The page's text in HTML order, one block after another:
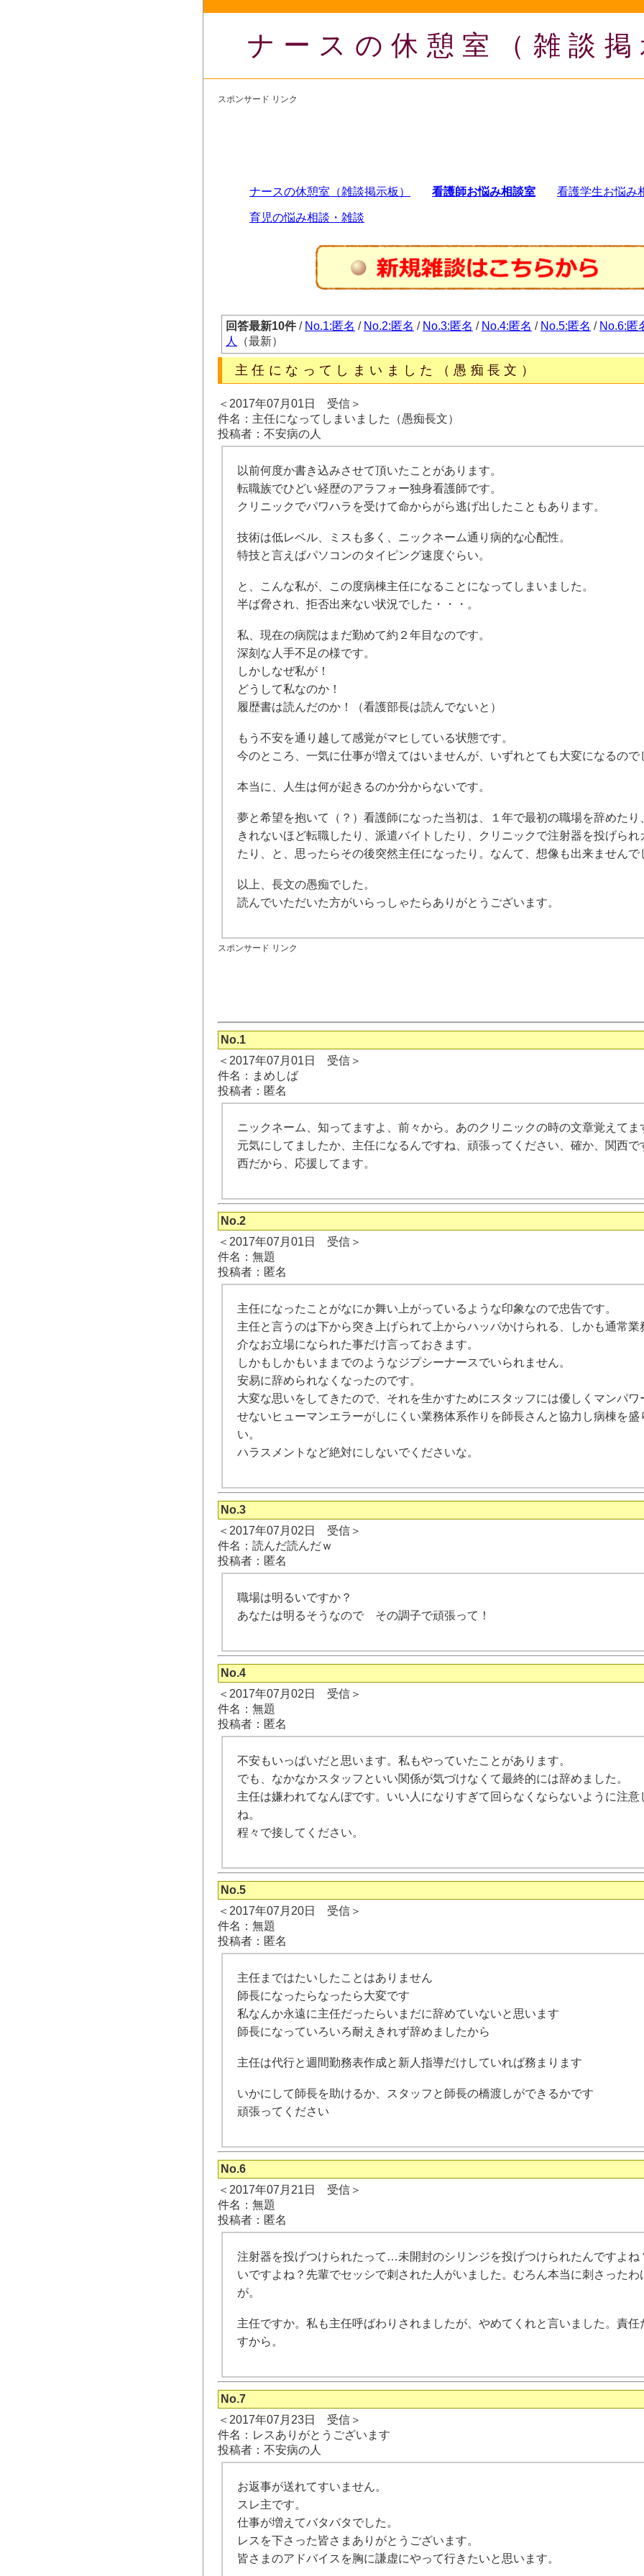
ナースの休憩室（雑談掲
スポンサード リンク
ナースの休憩室（雑談掲示板） 看護師お悩み相談室 看護学生お悩み
育児の悩み相談・雑談
回答最新10件/ No.1:匿名 / No.2:匿名 / No.3:匿名 / No.4:匿名 / No.5:匿名 / No.6:匿
人
（最新）
主任になってしまいました（愚痴長文）
＜2017年07月01日 受信＞
件名：主任になってしまいました（愚痴長文）
投稿者：不安病の人
以前何度か書き込みさせて頂いたことがあります。
転職族でひどい経歴のアラフォー独身看護師です。
クリニックでパワハラを受けて命からがら逃げ出したこともあります。
技術は低レベル、ミスも多く、ニックネーム通り病的な心配性。
特技と言えばパソコンのタイピング速度ぐらい。
と、こんな私が、この度病棟主任になることになってしまいました。
半ば脅され、拒否出来ない状況でした・・・。
私、現在の病院はまだ勤めて約２年目なのです。
深刻な人手不足の様です。
しかしなぜ私が！
どうして私なのか！
履歴書は読んだのか！（看護部長は読んでないと）
もう不安を通り越して感覚がマヒしている状態です。
今のところ、一気に仕事が増えてはいませんが、いずれとても大変になるので
本当に、人生は何が起きるのか分からないです。
夢と希望を抱いて（？）看護師になった当初は、１年で最初の職場を辞めたり
きれないほど転職したり、派遣バイトしたり、クリニックで注射器を投げられ
たり、と、思ったらその後突然主任になったり。なんて、想像も出来ませんで
以上、長文の愚痴でした。
読んでいただいた方がいらっしゃたらありがとうございます。
スポンサード リンク
No.1
＜2017年07月01日 受信＞
件名：まめしば
投稿者：匿名
ニックネーム、知ってますよ、前々から。あのクリニックの時の文章覚えてま
元気にしてましたか、主任になるんですね、頑張ってください、確か、関西で
西だから、応援してます。
No.2
＜2017年07月01日 受信＞
件名：無題
投稿者：匿名
主任になったことがなにか舞い上がっているような印象なので忠告です。
主任と言うのは下から突き上げられて上からハッパかけられる、しかも通常業
介なお立場になられた事だけ言っておきます。
しかもしかもいままでのようなジプシーナースでいられません。
安易に辞められなくなったのです。
大変な思いをしてきたので、それを生かすためにスタッフには優しくマンパワ
せないヒューマンエラーがしにくい業務体系作りを師長さんと協力し病棟を盛
い。
ハラスメントなど絶対にしないでくださいな。
No.3
＜2017年07月02日 受信＞
件名：読んだ読んだｗ
投稿者：匿名
職場は明るいですか？
あなたは明るそうなので その調子で頑張って！
No.4
＜2017年07月02日 受信＞
件名：無題
投稿者：匿名
不安もいっぱいだと思います。私もやっていたことがあります。
でも、なかなかスタッフといい関係が気づけなくて最終的には辞めました。
主任は嫌われてなんぼです。いい人になりすぎて回らなくならないように注意
ね。
程々で接してください。
No.5
＜2017年07月20日 受信＞
件名：無題
投稿者：匿名
主任まではたいしたことはありません
師長になったらなったら大変です
私なんか永遠に主任だったらいまだに辞めていないと思います
師長になっていろいろ耐えきれず辞めましたから
主任は代行と週間勤務表作成と新人指導だけしていれば務まります
いかにして師長を助けるか、スタッフと師長の橋渡しができるかです
頑張ってください
No.6
＜2017年07月21日 受信＞
件名：無題
投稿者：匿名
注射器を投げつけられたって…未開封のシリンジを投げつけられたんですよね
いですよね？先輩でセッシで刺された人がいました。むろん本当に刺さったわ
が。
主任ですか。私も主任呼ばわりされましたが、やめてくれと言いました。責任
すから。
No.7
＜2017年07月23日 受信＞
件名：レスありがとうございます
投稿者：不安病の人
お返事が送れてすいません。
スレ主です。
仕事が増えてバタバタでした。
レスを下さった皆さまありがとうございます。
皆さまのアドバイスを胸に謙虚にやって行きたいと思います。